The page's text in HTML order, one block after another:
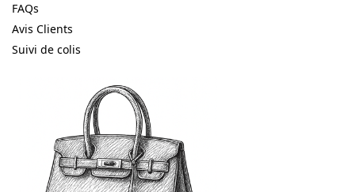
FAQs
Avis Clients
Suivi de colis